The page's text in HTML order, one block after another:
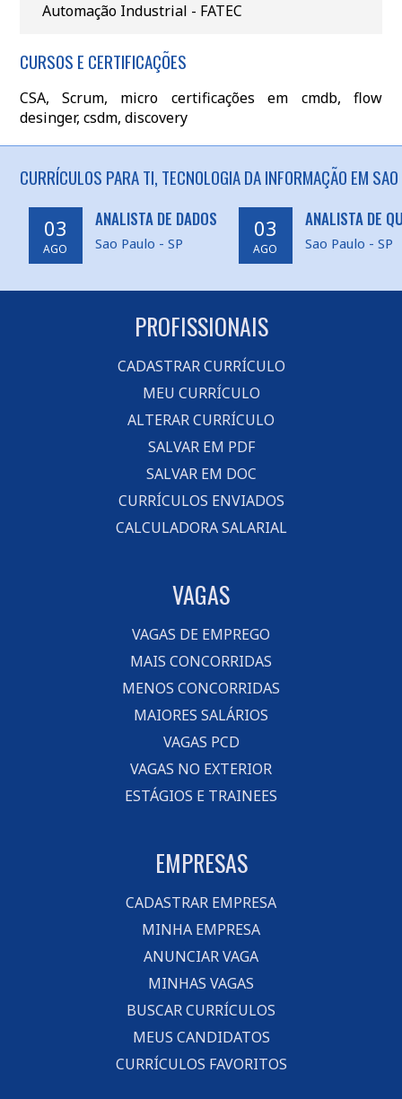
Automação Industrial - FATEC
CURSOS E CERTIFICAÇÕES
CSA, Scrum, micro certificações em cmdb, flow
desinger, csdm, discovery
CURRÍCULOS PARA TI, TECNOLOGIA DA INFORMAÇÃO EM
03
AGO
ANALISTA DE DADOS
Sao Paulo - SP
03
AGO
ANALISTA DE
Sao Paulo - SP
PROFISSIONAIS
CADASTRAR CURRÍCULO
MEU CURRÍCULO
ALTERAR CURRÍCULO
SALVAR EM PDF
SALVAR EM DOC
CURRÍCULOS ENVIADOS
CALCULADORA SALARIAL
VAGAS
VAGAS DE EMPREGO
MAIS CONCORRIDAS
MENOS CONCORRIDAS
MAIORES SALÁRIOS
VAGAS PCD
VAGAS NO EXTERIOR
ESTÁGIOS E TRAINEES
EMPRESAS
CADASTRAR EMPRESA
MINHA EMPRESA
ANUNCIAR VAGA
MINHAS VAGAS
BUSCAR CURRÍCULOS
MEUS CANDIDATOS
CURRÍCULOS FAVORITOS